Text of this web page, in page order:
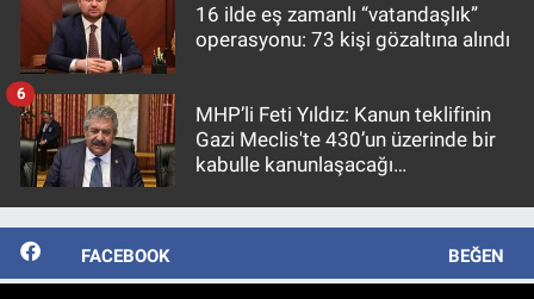
16 ilde eş zamanlı “vatandaşlık”
operasyonu: 73 kişi gözaltına alındı
MHP’li Feti Yıldız: Kanun teklifinin
Gazi Meclis'te 430’un üzerinde bir
kabulle kanunlaşacağı
6
FACEBOOK BEĞEN